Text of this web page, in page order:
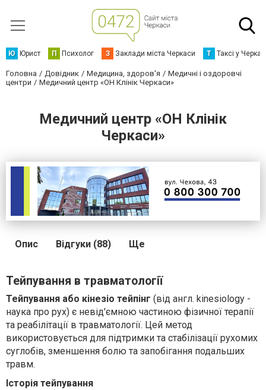
Ю Юрист П Психолог З Заклади міста Черкаси Т Таксі у
Головна Довідник Медицина, здоров'я
Медичні і оздоровчі
центри
Медичний центр «ОН Клінік Черкаси»
Медичний центр «ОН Клінік
Черкаси»
Опис Відгуки (88) Ще
Тейпування в травматології
Тейпування або кінезіо тейпінг (від англ. kinesiology -
наука про рух) є невід'ємною частиною фізичної терапії
та реабілітації в травматології. Цей метод
використовується для підтримки та стабілізації рухомих
суглобів, зменшення болю та запобігання подальших
травм.
Історія тейпування